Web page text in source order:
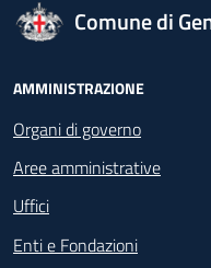
logo Unione Europea
Comune di
Footer -
AMMINISTRAZIONE
Organi di governo
Aree amministrative
Uffici
Enti e Fondazioni